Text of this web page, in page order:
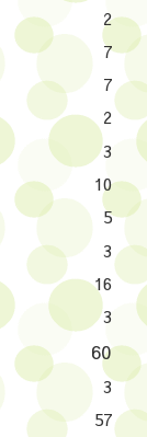
2
7
7
2
3
10
5
3
16
3
60
3
57